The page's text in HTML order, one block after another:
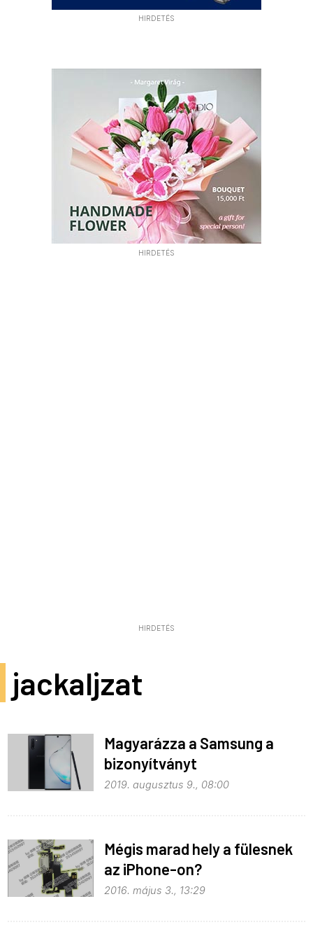
HIRDETÉS
HIRDETÉS
HIRDETÉS
jackaljzat
Magyarázza a Samsung a
bizonyítványt
2019. augusztus 9., 08:00
Mégis marad hely a fülesnek
az iPhone-on?
2016. május 3., 13:29